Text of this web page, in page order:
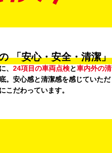
「安心・安全・清潔」
、 24項目の車両点検と車内外の清
。安心感と清潔感を感じていただ
こだわっています。